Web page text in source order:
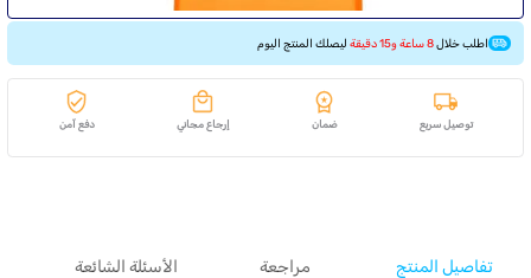
اطلب خلال8 ساعة و15 دقيقة ليصلك المنتج اليوم
توصيل سريع ضمان إرجاع مجاني دفع آمن
تفاصيل المنتج مراجعة الأسئلة الشائعة